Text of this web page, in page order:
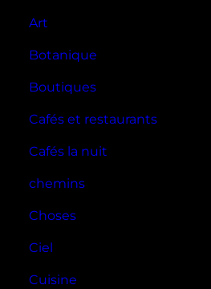
Art
Botanique
Boutiques
Cafés et restaurants
Cafés la nuit
chemins
Choses
Ciel
Cuisine